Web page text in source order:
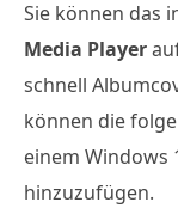
Sie können das
Media Player
schnell
können die
einem Windows
hinzuzufügen.